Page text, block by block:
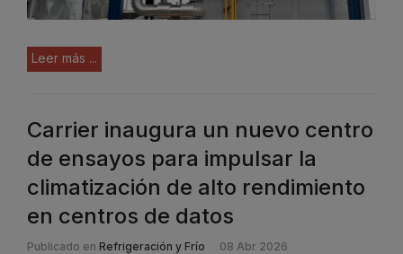
Leer más ...
Carrier inaugura un nuevo centro
de ensayos para impulsar la
climatización de alto rendimiento
en centros de datos
Publicado en Refrigeración y Frío 08 Abr 2026